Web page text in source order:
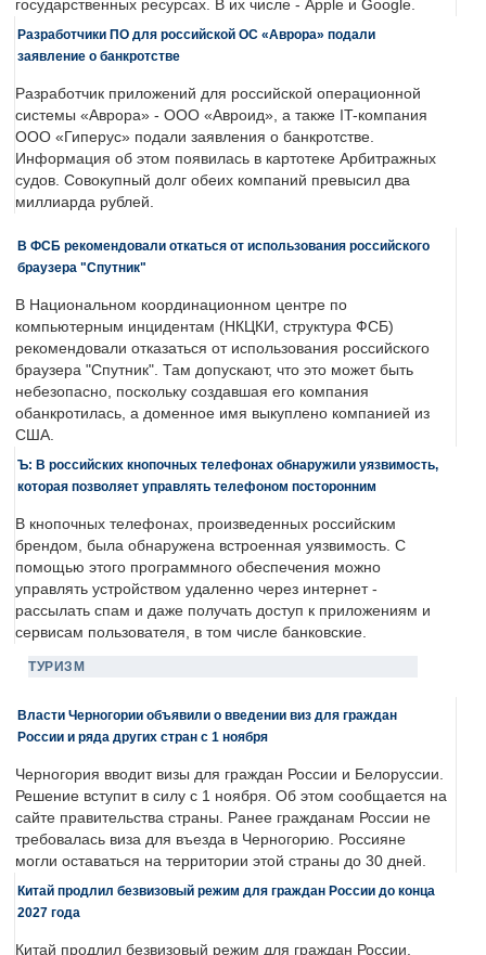
государственных ресурсах. В их числе - Apple и Google.
Разработчики ПО для российской ОС «Аврора» подали
заявление о банкротстве
Разработчик приложений для российской операционной
системы «Аврора» - ООО «Авроид», а также IT-компания
ООО «Гиперус» подали заявления о банкротстве.
Информация об этом появилась в картотеке Арбитражных
судов. Совокупный долг обеих компаний превысил два
миллиарда рублей.
В ФСБ рекомендовали откаться от использования российского
браузера "Спутник"
В Национальном координационном центре по
компьютерным инцидентам (НКЦКИ, структура ФСБ)
рекомендовали отказаться от использования российского
браузера "Спутник". Там допускают, что это может быть
небезопасно, поскольку создавшая его компания
обанкротилась, а доменное имя выкуплено компанией из
США.
Ъ: В российских кнопочных телефонах обнаружили уязвимость,
которая позволяет управлять телефоном посторонним
В кнопочных телефонах, произведенных российским
брендом, была обнаружена встроенная уязвимость. С
помощью этого программного обеспечения можно
управлять устройством удаленно через интернет -
рассылать спам и даже получать доступ к приложениям и
сервисам пользователя, в том числе банковские.
ТУРИЗМ
Власти Черногории объявили о введении виз для граждан
России и ряда других стран с 1 ноября
Черногория вводит визы для граждан России и Белоруссии.
Решение вступит в силу с 1 ноября. Об этом сообщается на
сайте правительства страны. Ранее гражданам России не
требовалась виза для въезда в Черногорию. Россияне
могли оставаться на территории этой страны до 30 дней.
Китай продлил безвизовый режим для граждан России до конца
2027 года
Китай продлил безвизовый режим для граждан России.